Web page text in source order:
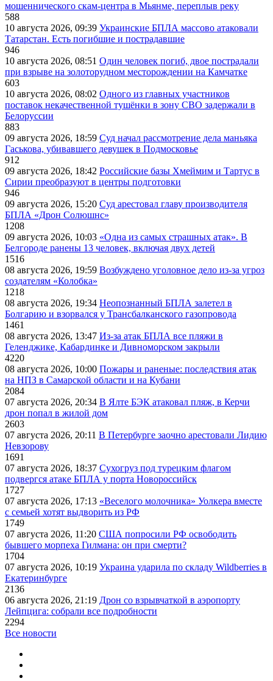
мошеннического скам-центра в Мьянме, переплыв реку
588
10 августа 2026, 09:39 Украинские БПЛА массово атаковали
Татарстан. Есть погибшие и пострадавшие
946
10 августа 2026, 08:51 Один человек погиб, двое пострадали
при взрыве на золоторудном месторождении на Камчатке
603
10 августа 2026, 08:02 Одного из главных участников
поставок некачественной тушёнки в зону СВО задержали в
Белоруссии
883
09 августа 2026, 18:59 Суд начал рассмотрение дела маньяка
Гаськова, убивавшего девушек в Подмосковье
912
09 августа 2026, 18:42 Российские базы Хмеймим и Тартус в
Сирии преобразуют в центры подготовки
946
09 августа 2026, 15:20 Суд арестовал главу производителя
БПЛА «Дрон Солюшнс»
1208
09 августа 2026, 10:03 «Одна из самых страшных атак». В
Белгороде ранены 13 человек, включая двух детей
1516
08 августа 2026, 19:59 Возбуждено уголовное дело из-за угроз
создателям «Колобка»
1218
08 августа 2026, 19:34 Неопознанный БПЛА залетел в
Болгарию и взорвался у Трансбалканского газопровода
1461
08 августа 2026, 13:47 Из-за атак БПЛА все пляжи в
Геленджике, Кабардинке и Дивноморском закрыли
4220
08 августа 2026, 10:00 Пожары и раненые: последствия атак
на НПЗ в Самарской области и на Кубани
2084
07 августа 2026, 20:34 В Ялте БЭК атаковал пляж, в Керчи
дрон попал в жилой дом
2603
07 августа 2026, 20:11 В Петербурге заочно арестовали Лидию
Невзорову
1691
07 августа 2026, 18:37 Сухогруз под турецким флагом
подвергся атаке БПЛА у порта Новороссийск
1727
07 августа 2026, 17:13 «Веселого молочника» Уолкера вместе
с семьей хотят выдворить из РФ
1749
07 августа 2026, 11:20 США попросили РФ освободить
бывшего морпеха Гилмана: он при смерти?
1704
07 августа 2026, 10:19 Украина ударила по складу Wildberries в
Екатеринбурге
2136
06 августа 2026, 21:19 Дрон со взрывчаткой в аэропорту
Лейпцига: собрали все подробности
2294
Все новости